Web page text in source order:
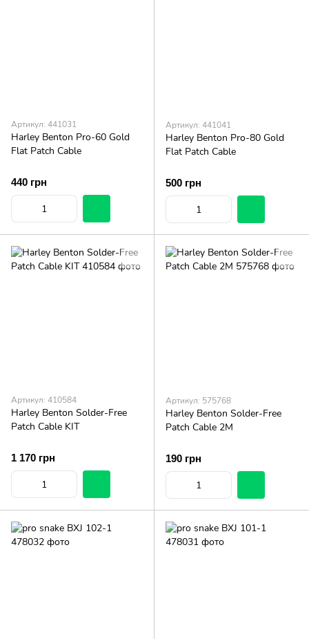
Артикул: 441031
Harley Benton Pro-60 Gold
Flat Patch Cable
440 грн
Артикул: 441041
Harley Benton Pro-80 Gold
Flat Patch Cable
500 грн
Артикул: 410584
Harley Benton Solder-Free
Patch Cable KIT
1 170 грн
Артикул: 575768
Harley Benton Solder-Free
Patch Cable 2M
190 грн